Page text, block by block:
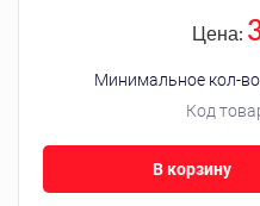
Код
Цена:
Минимальное кол-
В корзину